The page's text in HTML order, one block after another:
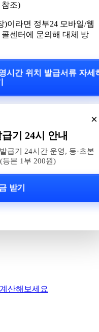
조)
)이라면 정부24 모바일/웹
센터에 문의해 대체 방
시간 위치 발급서류 자
×
기 24시 안내
급기 24시간 운영, 등·초본
등본 1부 200원)
받기
어디인가요?
능한가요?
야 하나요?
산해보세요